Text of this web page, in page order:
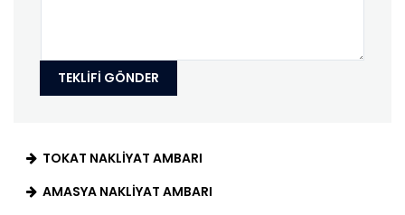
TEKLIFI GÖNDER
TOKAT NAKLIYAT AMBARI
AMASYA NAKLIYAT AMBARI